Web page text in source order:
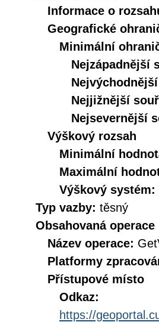
Informace o
Geografické
Minimální
Nejzápadnější
Nejjižnější
Nejsevernější
Výškový rozsah
Minimální
Maximální
Výškový systém:
Typ vazby: těsný
Obsahovaná operace
Název operace:
Platformy
Přístupové místo
Odkaz:
https://